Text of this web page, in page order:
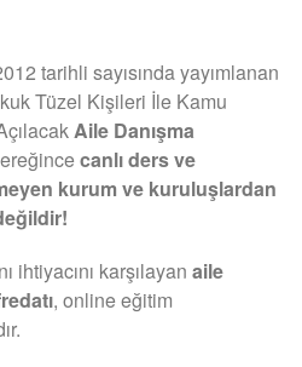
tarihli sayısında yayımlanan
Tüzel Kişileri İle Kamu
Aile Danışma
canlı ders ve
kurum ve kuruluşlardan
ihtiyacını karşılayan aile
, online eğitim